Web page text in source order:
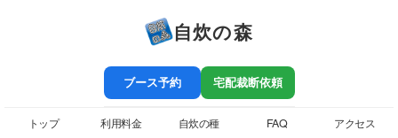
自炊の森
ブース予約 宅配裁断依頼
トップ 利用料金 自炊の種 FAQ アクセス